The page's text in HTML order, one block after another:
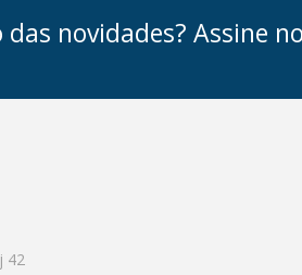
novidades? Assine
42